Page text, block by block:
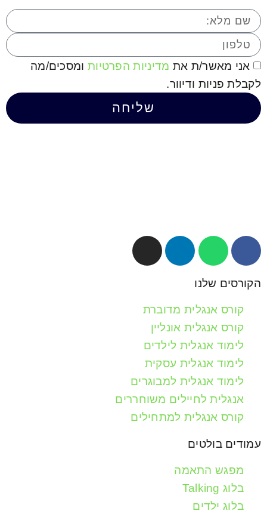
אני מאשר/ת את מדיניות הפרטיות ומסכים/מה
לקבלת פניות ודיוור.
שליחה
הקורסים שלנו
קורס אנגלית מדוברת
קורס אנגלית אונליין
לימוד אנגלית לילדים
לימוד אנגלית עסקית
לימוד אנגלית למבוגרים
אנגלית לחיילים משוחררים
קורס אנגלית למתחילים
עמודים בולטים
מפגש התאמה
בלוג Talking
בלוג ילדים